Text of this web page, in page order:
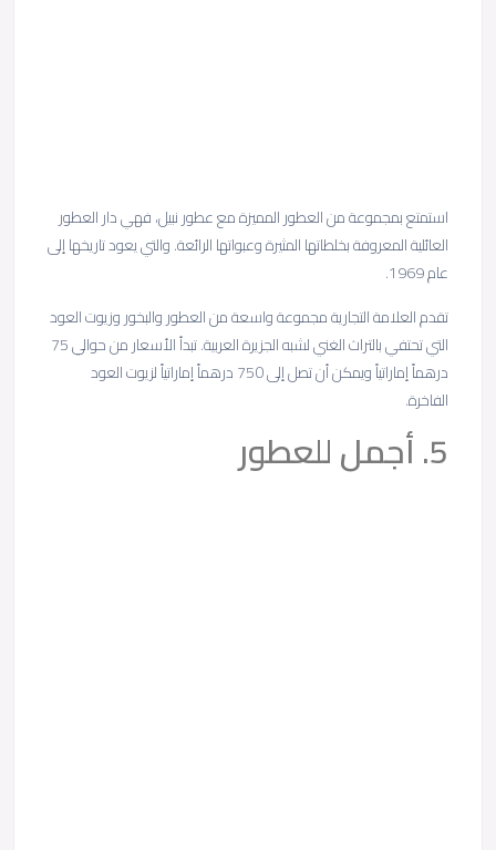
استمتع بمجموعة من العطور المميزة مع عطور نبيل، فهي دار العطور
العائلية المعروفة بخلطاتها المثيرة وعبواتها الرائعة. والتي يعود تاريخها إلى
عام 1969.
تقدم العلامة التجارية مجموعة واسعة من العطور والبخور وزيوت العود
التي تحتفي بالتراث الغني لشبه الجزيرة العربية. تبدأ الأسعار من حوالي 75
درهماً إماراتياً ويمكن أن تصل إلى 750 درهماً إماراتياً لزيوت العود
الفاخرة.
5. أجمل للعطور